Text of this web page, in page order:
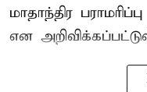
மாதாந்திர
என